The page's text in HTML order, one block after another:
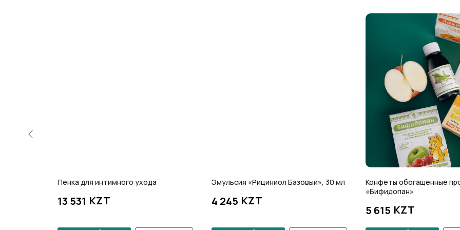
Пенка для интимного ухода
13 531 KZT
Эмульсия «Рициниол Базовый», 30 мл
4 245 KZT
Конфеты обогащенные
«Бифидопан»
5 615 KZT